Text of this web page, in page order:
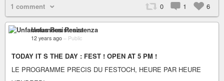
1 comment 0 1 6
Unfamous Resistenza
12 years ago – Public
TODAY IT S THE DAY : FEST ! OPEN AT 5 PM !
LE PROGRAMME PRECIS DU FESTOCH, HEURE PAR HEURE